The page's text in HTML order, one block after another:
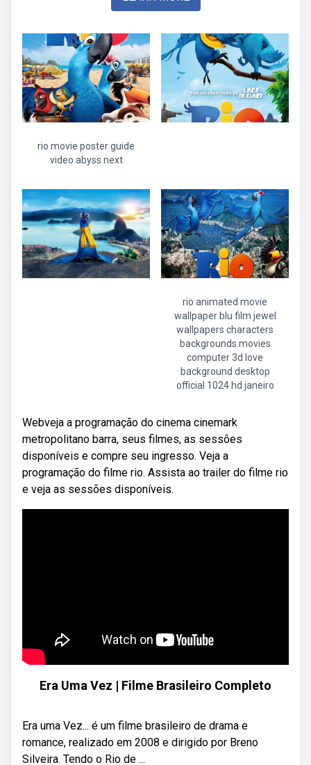
rio movie poster guide
video abyss next
rio animated movie
wallpaper blu film jewel
wallpapers characters
backgrounds movies
computer 3d love
background desktop
official 1024 hd janeiro
Webveja a programação do cinema cinemark
metropolitano barra, seus filmes, as sessões
disponíveis e compre seu ingresso. Veja a
programação do filme rio. Assista ao trailer do filme rio
e veja as sessões disponíveis.
Era Uma Vez | Filme Brasileiro Completo
Era uma Vez... é um filme brasileiro de drama e
romance, realizado em 2008 e dirigido por Breno
Silveira. Tendo o Rio de ...